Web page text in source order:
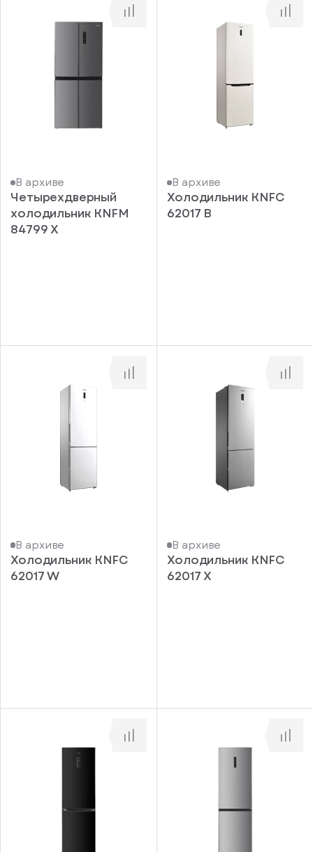
В архиве
Четырехдверный
холодильник KNFM
84799 X
В архиве
Холодильник KNFC
62017 B
В архиве
Холодильник KNFC
62017 W
В архиве
Холодильник KNFC
62017 X